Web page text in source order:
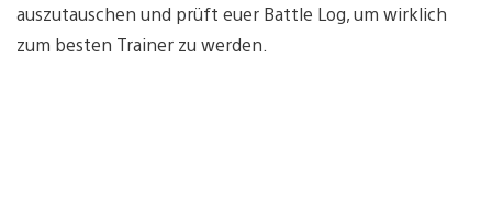
auszutauschen und prüft euer Battle Log, um wirklich
zum besten Trainer zu werden.